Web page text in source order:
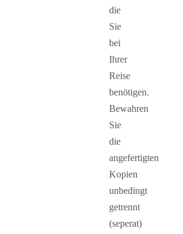
die
Sie
bei
Ihrer
Reise
benötigen.
Bewahren
Sie
die
angefertigten
Kopien
unbedingt
getrennt
(seperat)